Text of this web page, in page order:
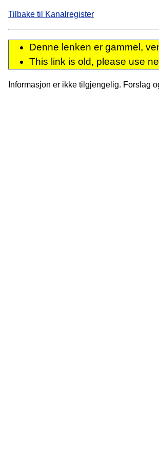
Tilbake til Kanalregister
Denne lenken er gammel,
This link is old, please use
Informasjon er ikke tilgjengelig. Forslag